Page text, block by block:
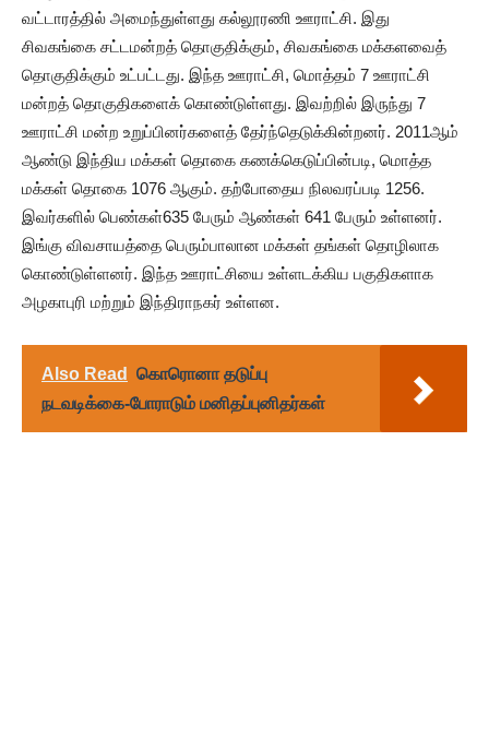
வட்டாரத்தில் அமைந்துள்ளது கல்லூரணி ஊராட்சி. இது
சிவகங்கை சட்டமன்றத் தொகுதிக்கும், சிவகங்கை மக்களவைத்
தொகுதிக்கும் உட்பட்டது. இந்த ஊராட்சி, மொத்தம் 7 ஊராட்சி
மன்றத் தொகுதிகளைக் கொண்டுள்ளது. இவற்றில் இருந்து 7
ஊராட்சி மன்ற உறுப்பினர்களைத் தேர்ந்தெடுக்கின்றனர். 2011ஆம்
ஆண்டு இந்திய மக்கள் தொகை கணக்கெடுப்பின்படி, மொத்த
மக்கள் தொகை 1076 ஆகும். தற்போதைய நிலவரப்படி 1256.
இவர்களில் பெண்கள்635 பேரும் ஆண்கள் 641 பேரும் உள்ளனர்.
இங்கு விவசாயத்தை பெரும்பாலான மக்கள் தங்கள் தொழிலாக
கொண்டுள்ளனர். இந்த ஊராட்சியை உள்ளடக்கிய பகுதிகளாக
அழகாபுரி மற்றும் இந்திராநகர் உள்ளன.
Also Read
கொரொனா தடுப்பு
நடவடிக்கை-போராடும் மனிதப்புனிதர்கள்